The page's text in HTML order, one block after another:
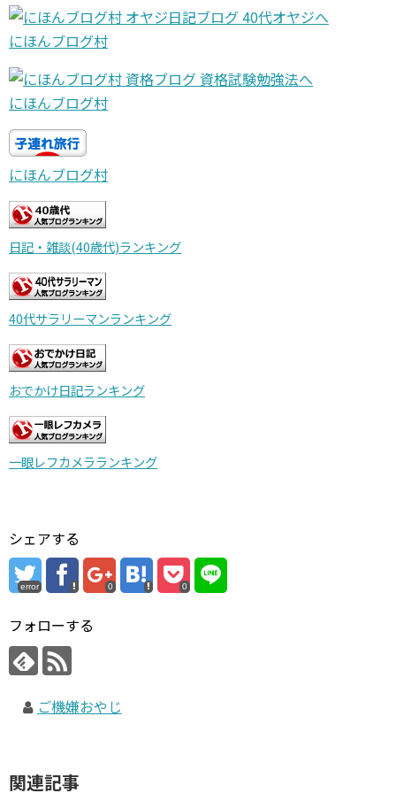
にほんブログ村
にほんブログ村
にほんブログ村
日記・雑談(40歳代)ランキング
40代サラリーマンランキング
おでかけ日記ランキング
一眼レフカメラランキング
シェアする
error 0 0
フォローする
ご機嫌おやじ
関連記事